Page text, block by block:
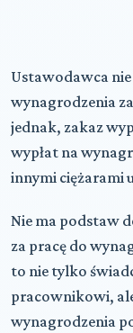
Ustawodawca
wynagrodzenia
jednak, zakaz
wypłat na
innymi ciężarami
Nie ma podstaw
za pracę do
to nie tylko
pracownikowi,
wynagrodzenia